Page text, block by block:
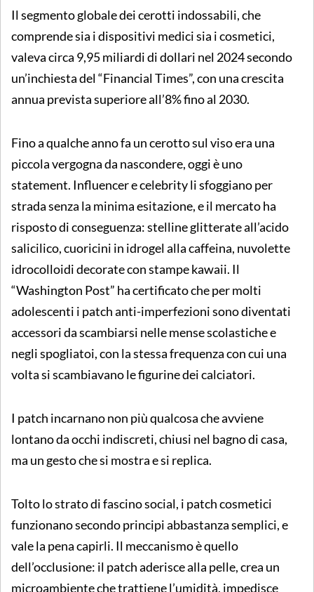
Il segmento globale dei cerotti indossabili, che
comprende sia i dispositivi medici sia i cosmetici,
valeva circa 9,95 miliardi di dollari nel 2024 secondo
un’inchiesta del “Financial Times”, con una crescita
annua prevista superiore all’8% fino al 2030.
Fino a qualche anno fa un cerotto sul viso era una
piccola vergogna da nascondere, oggi è uno
statement. Influencer e celebrity li sfoggiano per
strada senza la minima esitazione, e il mercato ha
risposto di conseguenza: stelline glitterate all’acido
salicilico, cuoricini in idrogel alla caffeina, nuvolette
idrocolloidi decorate con stampe kawaii. Il
“Washington Post” ha certificato che per molti
adolescenti i patch anti-imperfezioni sono diventati
accessori da scambiarsi nelle mense scolastiche e
negli spogliatoi, con la stessa frequenza con cui una
volta si scambiavano le figurine dei calciatori.
I patch incarnano non più qualcosa che avviene
lontano da occhi indiscreti, chiusi nel bagno di casa,
ma un gesto che si mostra e si replica.
Tolto lo strato di fascino social, i patch cosmetici
funzionano secondo principi abbastanza semplici, e
vale la pena capirli. Il meccanismo è quello
dell’occlusione: il patch aderisce alla pelle, crea un
microambiente che trattiene l’umidità, impedisce